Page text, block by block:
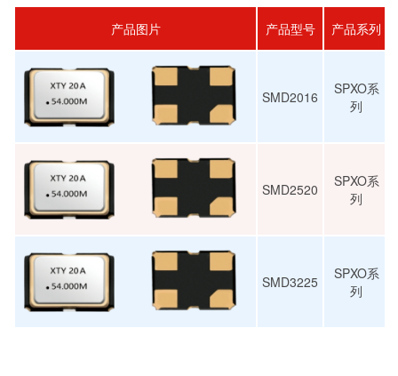
产品图片 产品型号 产品系列
SMD2016
SPXO系
列
SMD2520
SPXO系
列
SMD3225
SPXO系
列